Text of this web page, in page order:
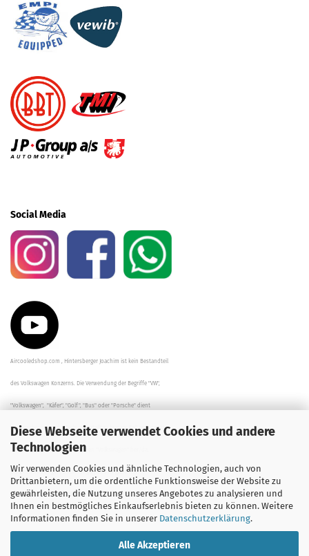
Diese Webseite verwendet Cookies und andere
Technologien
Wir verwenden Cookies und ähnliche Technologien, auch von
Drittanbietern, um die ordentliche Funktionsweise der Website zu
gewährleisten, die Nutzung unseres Angebotes zu analysieren und
Ihnen ein bestmögliches Einkaufserlebnis bieten zu können. Weitere
Informationen finden Sie in unserer Datenschutzerklärung.
Alle Akzeptieren
Social Media
Aircooledshop.com , Hintersberger Joachim ist kein Bestandteil
des Volkswagen Konzerns. Die Verwendung der Begriffe "VW",
"Volkswagen", "Käfer", "Golf", "Bus" oder "Porsche" dient
der Beschreibung der Teile und stellt in keinem Fall eine direkte
Verbindung zu dem Unternehmen "Volkswagen" her/da.
Die Beschreibungen, Zeichnungen und Angaben zur
Verwendung sind sorgfältig überprüft worden.